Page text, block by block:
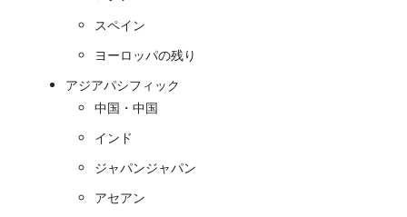
スペイン
ヨーロッパの残り
アジアパシフィック
中国・中国
インド
ジャパンジャパン
アセアン